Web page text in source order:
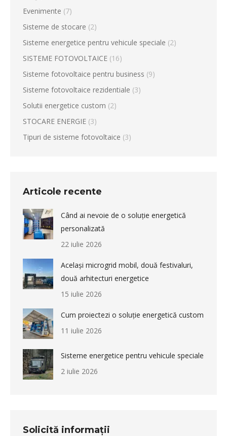
Evenimente (7)
Sisteme de stocare (2)
Sisteme energetice pentru vehicule speciale (2)
SISTEME FOTOVOLTAICE (16)
Sisteme fotovoltaice pentru business (9)
Sisteme fotovoltaice rezidentiale (3)
Solutii energetice custom (2)
STOCARE ENERGIE (3)
Tipuri de sisteme fotovoltaice (3)
Articole recente
Când ai nevoie de o soluție energetică
personalizată
22 iulie 2026
Același microgrid mobil, două festivaluri,
două arhitecturi energetice
15 iulie 2026
Cum proiectezi o soluție energetică custom
11 iulie 2026
Sisteme energetice pentru vehicule speciale
2 iulie 2026
Solicită informații